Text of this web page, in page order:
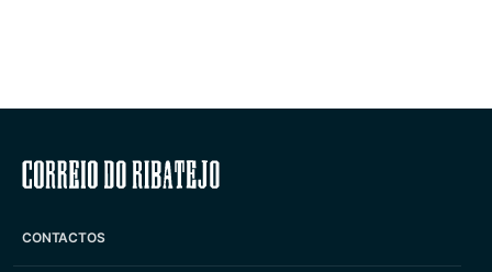
Correio do Ribatejo
CONTACTOS